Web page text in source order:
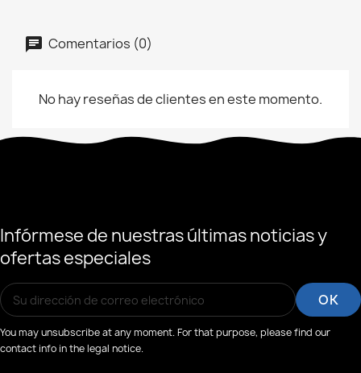
Comentarios (0)
No hay reseñas de clientes en este momento.
Infórmese de nuestras últimas noticias y
ofertas especiales
You may unsubscribe at any moment. For that purpose, please find our
contact info in the legal notice.